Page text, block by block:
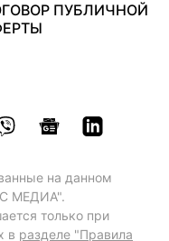
ПУБЛИЧНОЙ
на данном
МЕДИА".
только при
в разделе "Правила